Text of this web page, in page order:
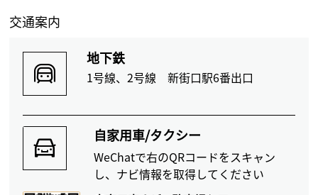
交通案内
地下鉄
1号線、2号線 新街口駅6番出口
自家用車/タクシー
WeChatで右のQRコードをスキャン
し、ナビ情報を取得してください